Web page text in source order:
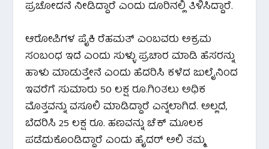
ಪ್ರಚೋದನೆ ನೀಡಿದ್ದಾರೆ ಎಂದು ದೂರಿನಲ್ಲಿ ತಿಳಿಸಿದ್ದಾರೆ.
ಆರೋಪಿಗಳ ಪೈಕಿ ರೆಹಮತ್ ಎಂಬವರು ಅಕ್ರಮ
ಸಂಬಂಧ ಇದೆ ಎಂದು ಸುಳ್ಳು ಪ್ರಚಾರ ಮಾಡಿ ಹೆಸರನ್ನು
ಹಾಳು ಮಾಡುತ್ತೇನೆ ಎಂದು ಹೆದರಿಸಿ ಕಳೆದ ಜುಲೈನಿಂದ
ಇವರೆಗೆ ಸುಮಾರು 50 ಲಕ್ಷ ರೂ.ಗಿಂತಲು ಅಧಿಕ
ಮೊತ್ತವನ್ನು ವಸೂಲಿ ಮಾಡಿದ್ದಾರೆ ಎನ್ನಲಾಗಿದೆ. ಅಲ್ಲದೆ,
ಬೆದರಿಸಿ 25 ಲಕ್ಷ ರೂ. ಹಣವನ್ನು ಚೆಕ್ ಮೂಲಕ
ಪಡೆದುಕೊಂಡಿದ್ದಾರೆ ಎಂದು ಹೈದರ್ ಅಲಿ ತಮ್ಮ